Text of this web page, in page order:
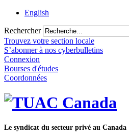
English
Rechercher
Trouvez votre section locale
S’abonner à nos cyberbulletins
Connexion
Bourses d'études
Coordonnées
Le syndicat du secteur privé au Canada